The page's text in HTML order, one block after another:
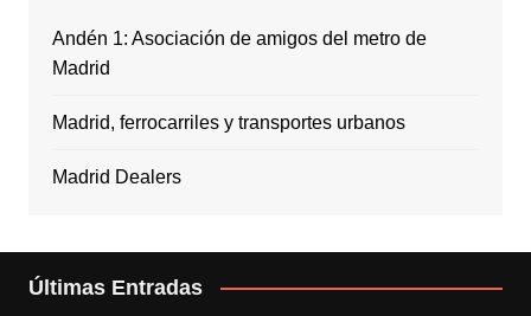
Andén 1: Asociación de amigos del metro de
Madrid
Madrid, ferrocarriles y transportes urbanos
Madrid Dealers
Últimas Entradas